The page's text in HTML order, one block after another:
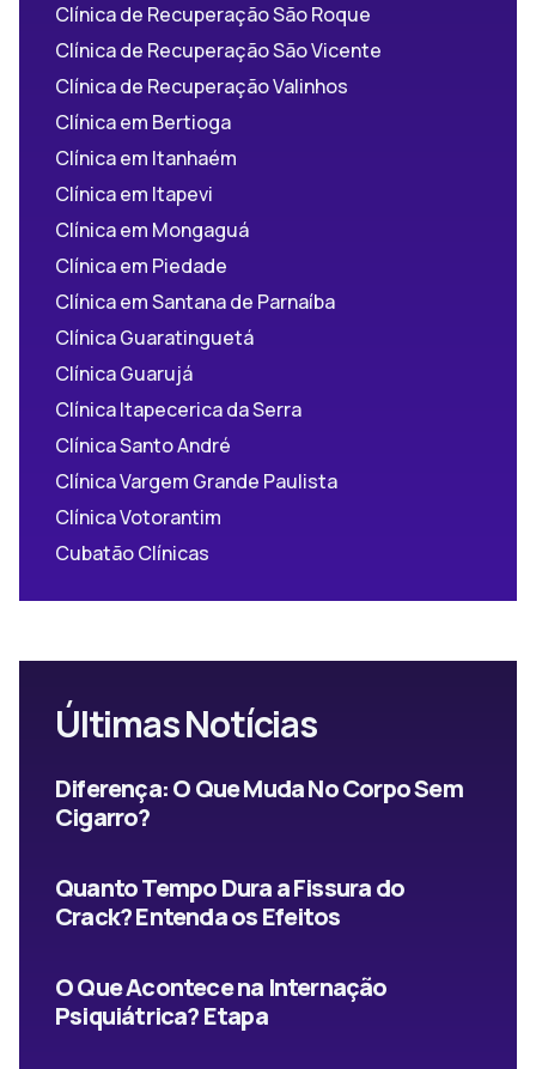
Clínica de Recuperação São Roque
Clínica de Recuperação São Vicente
Clínica de Recuperação Valinhos
Clínica em Bertioga
Clínica em Itanhaém
Clínica em Itapevi
Clínica em Mongaguá
Clínica em Piedade
Clínica em Santana de Parnaíba
Clínica Guaratinguetá
Clínica Guarujá
Clínica Itapecerica da Serra
Clínica Santo André
Clínica Vargem Grande Paulista
Clínica Votorantim
Cubatão Clínicas
Últimas Notícias
Diferença: O Que Muda No Corpo Sem
Cigarro?
Quanto Tempo Dura a Fissura do
Crack? Entenda os Efeitos
O Que Acontece na Internação
Psiquiátrica? Etapa